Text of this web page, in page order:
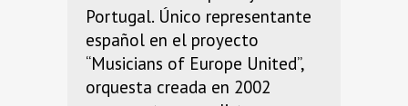
Portugal. Único representante
español en el proyecto
“Musicians of Europe United”,
orquesta creada en 2002